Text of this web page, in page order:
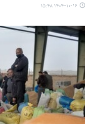
۱۴۰۴-۱۰-۱۶ ۱۵:۴۸